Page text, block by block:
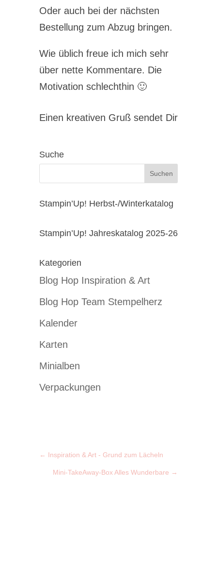
Oder auch bei der nächsten
Bestellung zum Abzug bringen.
Wie üblich freue ich mich sehr
über nette Kommentare. Die
Motivation schlechthin 🙂
Einen kreativen Gruß sendet Dir
Suche
Stampin’Up! Herbst-/Winterkatalog
Stampin’Up! Jahreskatalog 2025-26
Kategorien
Blog Hop Inspiration & Art
Blog Hop Team Stempelherz
Kalender
Karten
Minialben
Verpackungen
← Inspiration & Art - Grund zum Lächeln
Mini-TakeAway-Box Alles Wunderbare →